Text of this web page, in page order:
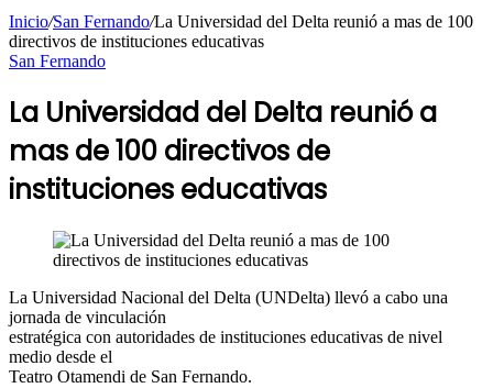
Inicio/San Fernando/La Universidad del Delta reunió a mas de 100
directivos de instituciones educativas
San Fernando
La Universidad del Delta reunió a
mas de 100 directivos de
instituciones educativas
La Universidad Nacional del Delta (UNDelta) llevó a cabo una
jornada de vinculación
estratégica con autoridades de instituciones educativas de nivel
medio desde el
Teatro Otamendi de San Fernando.